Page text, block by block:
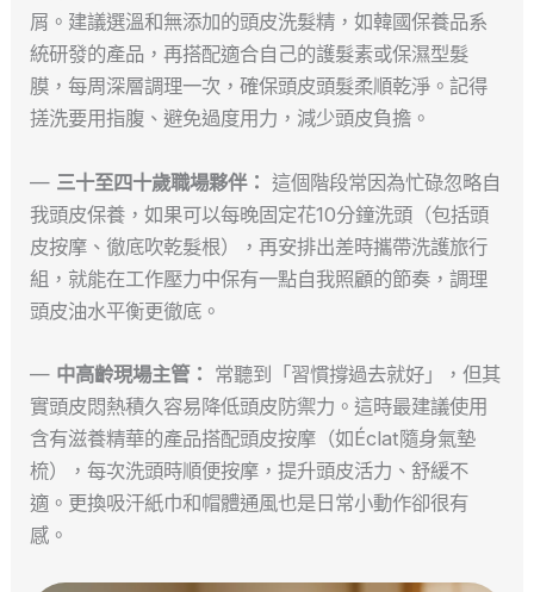
屑。建議選溫和無添加的頭皮洗髮精，如韓國保養品系
統研發的產品，再搭配適合自己的護髮素或保濕型髮
膜，每周深層調理一次，確保頭皮頭髮柔順乾淨。記得
搓洗要用指腹、避免過度用力，減少頭皮負擔。
— 三十至四十歲職場夥伴： 這個階段常因為忙碌忽略自
我頭皮保養，如果可以每晚固定花10分鐘洗頭（包括頭
皮按摩、徹底吹乾髮根），再安排出差時攜帶洗護旅行
組，就能在工作壓力中保有一點自我照顧的節奏，調理
頭皮油水平衡更徹底。
— 中高齡現場主管： 常聽到「習慣撐過去就好」，但其
實頭皮悶熱積久容易降低頭皮防禦力。這時最建議使用
含有滋養精華的產品搭配頭皮按摩（如Éclat隨身氣墊
梳），每次洗頭時順便按摩，提升頭皮活力、舒緩不
適。更換吸汗紙巾和帽體通風也是日常小動作卻很有
感。